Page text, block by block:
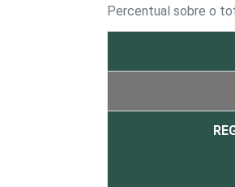
Percentual sobre o